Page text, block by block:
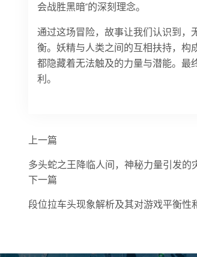
会战胜黑暗”的深刻理念。
通过这场冒险，故事让我们认识到，
衡。妖精与人类之间的互相扶持，构
都隐藏着无法触及的力量与潜能。最
利。
上一篇
多头蛇之王降临人间，神秘力量引发的
下一篇
段位拉车头现象解析及其对游戏平衡性